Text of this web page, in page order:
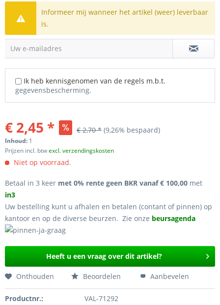
Informeer mij wanneer het artikel (weer) leverbaar
is.
Uw e-mailadres
Ik heb kennisgenomen van de regels m.b.t.
gegevensbescherming.
€ 2,45 * € 2,70 * (9,26% bespaard)
Inhoud: 1
Prijzen incl. btwexcl. verzendingskosten
Niet op voorraad.
Betaal in 3 keer met 0% rente geen BKR vanaf € 100,00 met
in3
Uw bestelling kunt u afhalen en betalen (contant of pinnen) op
kantoor en op de diverse beurzen. Zie onze beursagenda
Heeft u een vraag over dit artikel?
Onthouden Beoordelen Aanbevelen
Productnr.:
VAL-71292